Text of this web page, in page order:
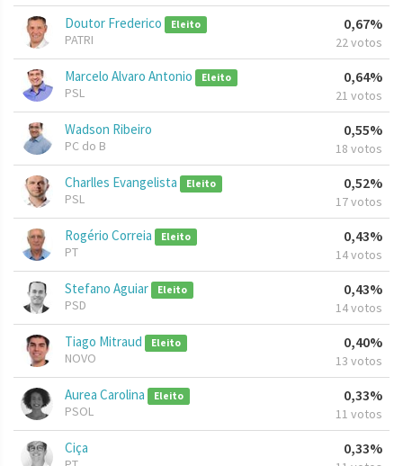
Doutor Frederico Eleito
PATRI
0,67%
22 votos
Marcelo Alvaro Antonio Eleito
PSL
0,64%
21 votos
Wadson Ribeiro
PC do B
0,55%
18 votos
Charlles Evangelista Eleito
PSL
0,52%
17 votos
Rogério Correia Eleito
PT
0,43%
14 votos
Stefano Aguiar Eleito
PSD
0,43%
14 votos
Tiago Mitraud Eleito
NOVO
0,40%
13 votos
Aurea Carolina Eleito
PSOL
0,33%
11 votos
Ciça 0,33%